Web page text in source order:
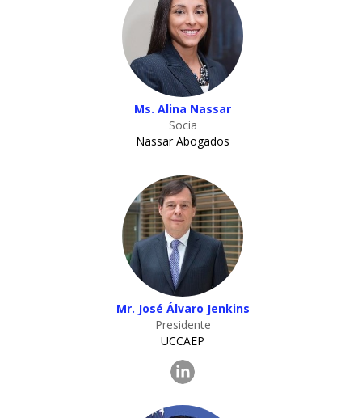
Ms. Alina Nassar
Socia
Nassar Abogados
Mr. José Álvaro Jenkins
Presidente
UCCAEP